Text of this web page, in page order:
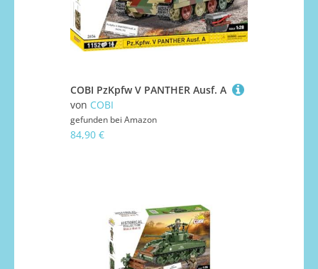
COBI PzKpfw V PANTHER Ausf. A
von COBI
gefunden bei Amazon
84,90 €